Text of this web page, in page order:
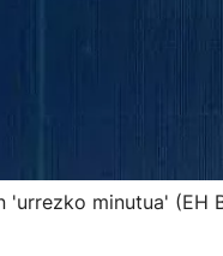
'urrezko minutua' (EH